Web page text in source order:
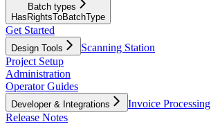
Batch types
HasRightsToBatchType
Get Started
Design Tools
Scanning Station
Project Setup
Administration
Operator Guides
Developer & Integrations
Invoice Processing
Release Notes